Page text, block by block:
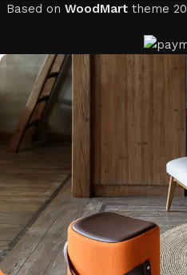
Based on WoodMarttheme